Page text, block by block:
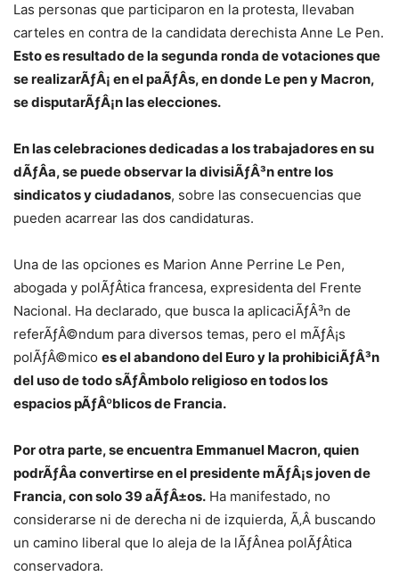
Las personas que participaron en la protesta, llevaban
carteles en contra de la candidata derechista Anne Le Pen.
Esto es resultado de la segunda ronda de votaciones que
se realizarÃƒÂ¡ en el paÃƒÂ­s, en donde Le pen y Macron,
se disputarÃƒÂ¡n las elecciones.
En las celebraciones dedicadas a los trabajadores en su
dÃƒÂ­a, se puede observar la divisiÃƒÂ³n entre los
sindicatos y ciudadanos, sobre las consecuencias que
pueden acarrear las dos candidaturas.
Una de las opciones es Marion Anne Perrine Le Pen,
abogada y polÃƒÂ­tica francesa, expresidenta del Frente
Nacional. Ha declarado, que busca la aplicaciÃƒÂ³n de
referÃƒÂ©ndum para diversos temas, pero el mÃƒÂ¡s
polÃƒÂ©mico es el abandono del Euro y la prohibiciÃƒÂ³n
del uso de todo sÃƒÂ­mbolo religioso en todos los
espacios pÃƒÂºblicos de Francia.
Por otra parte, se encuentra Emmanuel Macron, quien
podrÃƒÂ­a convertirse en el presidente mÃƒÂ¡s joven de
Francia, con solo 39 aÃƒÂ±os. Ha manifestado, no
considerarse ni de derecha ni de izquierda, Ã‚Â buscando
un camino liberal que lo aleja de la lÃƒÂ­nea polÃƒÂ­tica
conservadora.